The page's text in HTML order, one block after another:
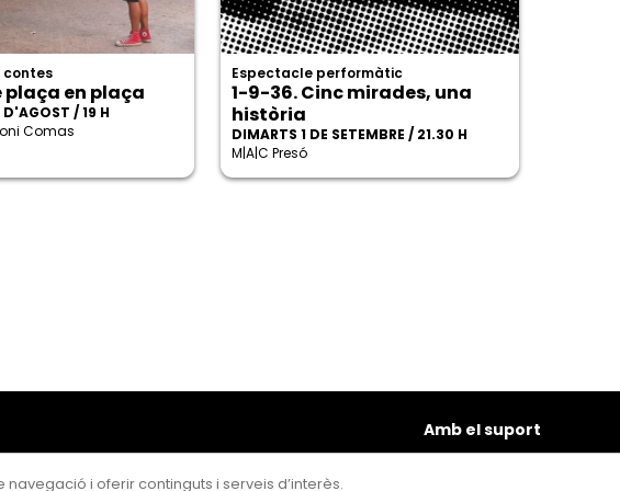
contes
plaça en plaça
D'AGOST / 19 H
Comas
Espectacle performàtic
1-9-36. Cinc mirades, una
història
DIMARTS 1 DE SETEMBRE / 21.30 H
M|A|C Presó
Amb el suport
i oferir continguts i serveis d’interès.